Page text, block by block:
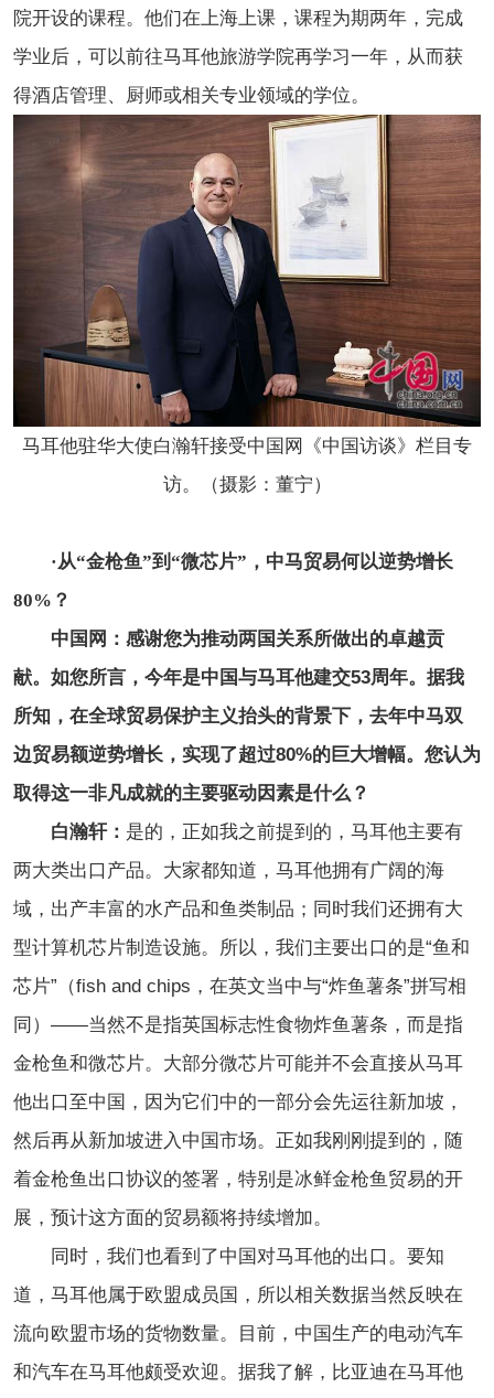
院开设的课程。他们在上海上课，课程为期两年，完成
学业后，可以前往马耳他旅游学院再学习一年，从而获
得酒店管理、厨师或相关专业领域的学位。
马耳他驻华大使白瀚轩接受中国网《中国访谈》栏目专
访。（摄影：董宁）
·从“金枪鱼”到“微芯片”，中马贸易何以逆势增长
80%？
中国网：感谢您为推动两国关系所做出的卓越贡
献。如您所言，今年是中国与马耳他建交53周年。据我
所知，在全球贸易保护主义抬头的背景下，去年中马双
边贸易额逆势增长，实现了超过80%的巨大增幅。您认为
取得这一非凡成就的主要驱动因素是什么？
白瀚轩： 是的，正如我之前提到的，马耳他主要有
两大类出口产品。大家都知道，马耳他拥有广阔的海
域，出产丰富的水产品和鱼类制品；同时我们还拥有大
型计算机芯片制造设施。所以，我们主要出口的是“鱼和
芯片”（fish and chips，在英文当中与“炸鱼薯条”拼写相
同）——当然不是指英国标志性食物炸鱼薯条，而是指
金枪鱼和微芯片。大部分微芯片可能并不会直接从马耳
他出口至中国，因为它们中的一部分会先运往新加坡，
然后再从新加坡进入中国市场。正如我刚刚提到的，随
着金枪鱼出口协议的签署，特别是冰鲜金枪鱼贸易的开
展，预计这方面的贸易额将持续增加。
同时，我们也看到了中国对马耳他的出口。要知
道，马耳他属于欧盟成员国，所以相关数据当然反映在
流向欧盟市场的货物数量。目前，中国生产的电动汽车
和汽车在马耳他颇受欢迎。 据我了解， 比亚迪在马耳他